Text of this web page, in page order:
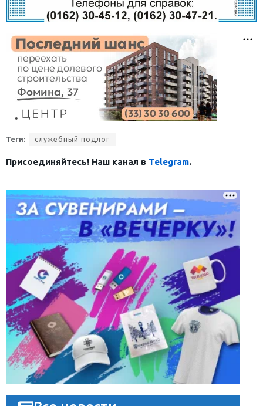
Теги: служебный подлог
Присоединяйтесь! Наш канал в Telegram.